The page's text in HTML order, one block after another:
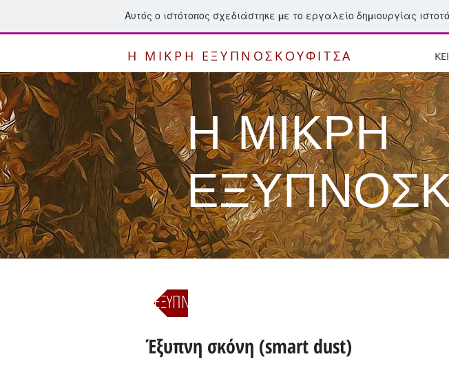
Αυτός ο ιστότοπος σχεδιάστηκε με το εργαλείο δημιουργίας
Η ΜΙΚΡΗ ΕΞΥΠΝΟΣΚΟΥΦΙΤΣΑ
Η ΜΙΚΡΗ
ΕΞΥΠΝΟΠΑΙΔΕΙΑ
Έξυπνη σκόνη (smart dust)